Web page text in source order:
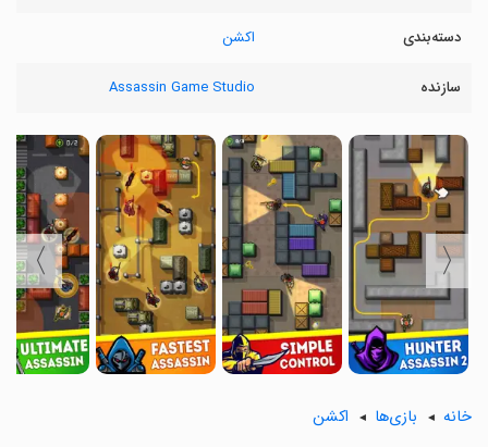
دسته‌بندی اکشن
سازنده Assassin Game Studio
〈
〉
خانه بازی‌ها اکشن